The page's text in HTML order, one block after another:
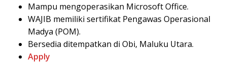
Mampu mengoperasikan Microsoft Office.
WAJIB memiliki sertifikat Pengawas Operasional
Madya (POM).
Bersedia ditempatkan di Obi, Maluku Utara.
Apply